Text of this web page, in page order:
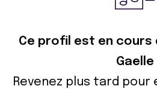
Ce profil est en
Gaelle
Revenez plus tard pour